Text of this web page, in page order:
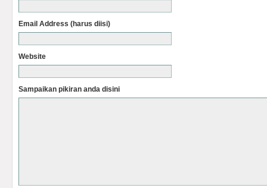
Email Address (harus diisi)
Website
Sampaikan pikiran anda disini